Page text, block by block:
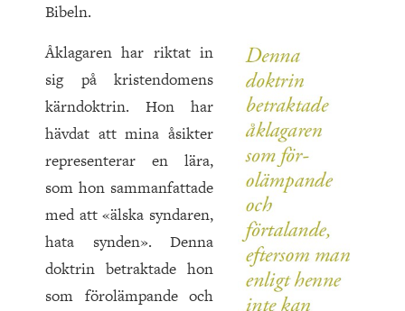
Bibeln.
Åklagaren har riktat in
sig på kristendomens
kärndoktrin. Hon har
hävdat att mina åsikter
representerar en lära,
som hon sammanfattade
med att «älska syndaren,
hata synden». Denna
doktrin betraktade hon
som förolämpande och